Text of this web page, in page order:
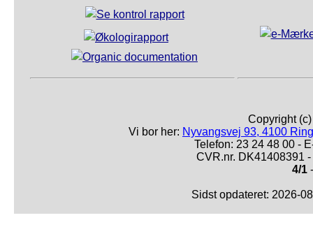
Copyright
Vi bor her: Nyvangsvej 93, 4100
Telefon: 23 24 48 00 -
CVR.nr. DK41408391
4/1
Sidst opdateret: 2026-